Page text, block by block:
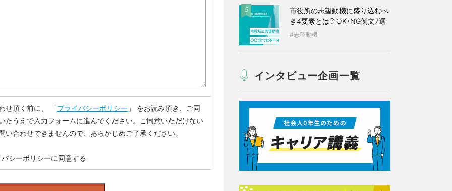
せ頂く前に、 「プライバシーポリシー 」 をお読み頂き、ご同
たうえで入力フォームに進んでください。ご同意いただけない
い合わせできませんので、あらかじめご了承ください。
シーポリシーに同意する
5
市役所の志望動機に盛り込むべ
き4要素とは？ OK・NG例文7選
志望動機
インタビュー企画一覧